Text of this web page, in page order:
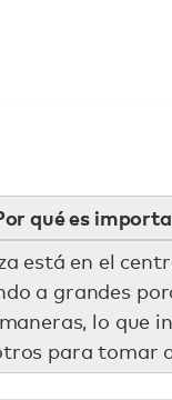
qué es
está en el
a grandes
lo que
para tomar